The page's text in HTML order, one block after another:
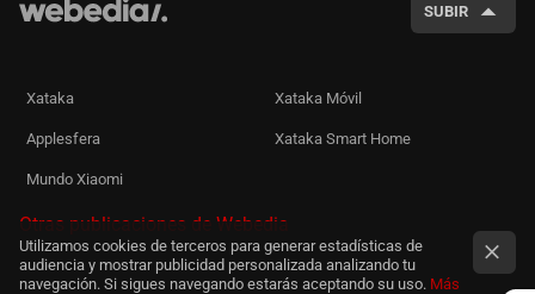
SUBIR
Xataka Xataka Móvil
Applesfera Xataka Smart Home
Mundo Xiaomi
Otras publicaciones de Webedia
Utilizamos cookies de terceros para generar estadísticas de
audiencia y mostrar publicidad personalizada analizando tu
navegación. Si sigues navegando estarás aceptando su uso. Más